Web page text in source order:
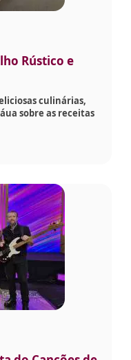
Rústico e
culinárias,
sobre as receitas